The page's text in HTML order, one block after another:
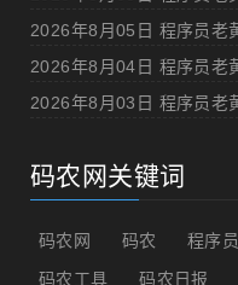
2026年8月05日 程序员老
码农网关键词
码农网 码农 程序员
码农工具
码农日报